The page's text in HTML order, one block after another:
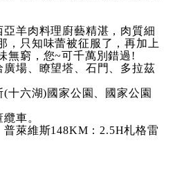
亞羊肉料理廚藝精湛，肉質細
，只知味蕾被征服了，再加上
無窮，您~可千萬別錯過!
廣場、瞭望塔、石門、多拉茲
(十六湖)國家公園、國家公園
車。
普萊維斯148KM：2.5H札格雷